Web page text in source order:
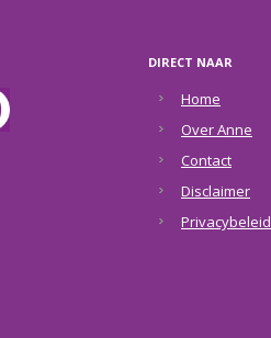
DIRECT NAAR
Home
Over Anne
Contact
Disclaimer
Privacybeleid